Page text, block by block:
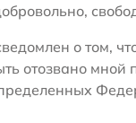
о том,
отозвано мной